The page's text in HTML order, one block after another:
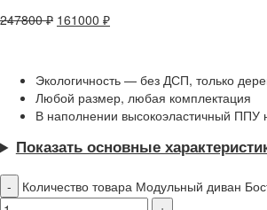
247800₽ 161000 ₽
Экологичность — без ДСП, только
Любой размер, любая комплектация
В наполнении высокоэластичный ППУ
Показать основные
Количество товара Модульный диван